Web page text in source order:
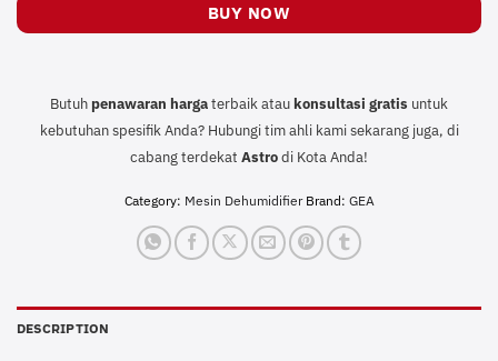
BUY NOW
Butuh penawaran hargaterbaik atau konsultasi gratis untuk
kebutuhan spesifik Anda? Hubungi tim ahli kami sekarang juga, di
cabang terdekat Astrodi Kota Anda!
Category: Mesin Dehumidifier Brand: GEA
DESCRIPTION